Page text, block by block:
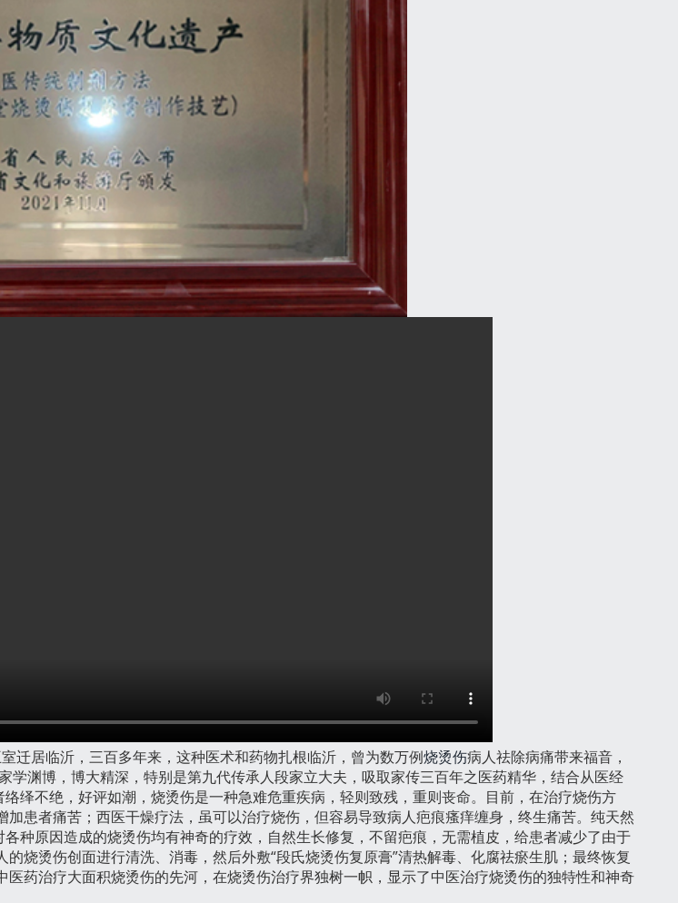
迁居临沂，三百多年来，这种医术和药物扎根临沂，曾为数万例烧烫伤病人祛除病痛带来福音，
渊博，博大精深，特别是第九代传承人段家立大夫，吸取家传三百年之医药精华，结合从医经
绎不绝，好评如潮，烧烫伤是一种急难危重疾病，轻则致残，重则丧命。目前，在治疗烧伤方
患者痛苦；西医干燥疗法，虽可以治疗烧伤，但容易导致病人疤痕瘙痒缠身，终生痛苦。纯天然
种原因造成的烧烫伤均有神奇的疗效，自然生长修复，不留疤痕，无需植皮，给患者减少了由于
烧烫伤创面进行清洗、消毒，然后外敷“段氏烧烫伤复原膏”清热解毒、化腐祛瘀生肌；最终恢复
药治疗大面积烧烫伤的先河，在烧烫伤治疗界独树一帜，显示了中医治疗烧烫伤的独特性和神奇